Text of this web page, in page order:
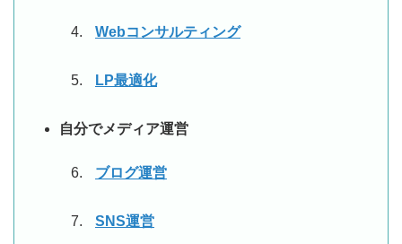
Webコンサルティング
LP最適化
自分でメディア運営
ブログ運営
SNS運営